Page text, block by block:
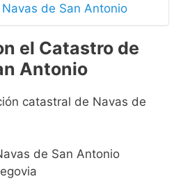
de San Antonio
el Catastro de
Antonio
catastral de Navas de
de San Antonio